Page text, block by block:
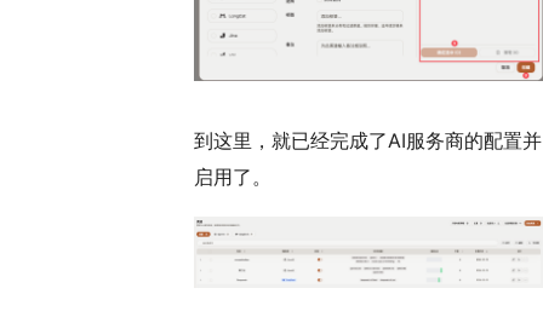
到这里，就已经完成了AI服务商的配置并
启用了。